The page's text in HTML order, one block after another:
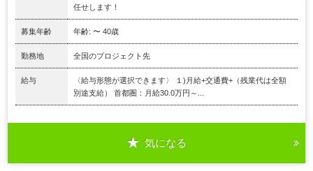
任せします！
募集年齢 年齢: 〜 40歳
勤務地 全国のプロジェクト先
給与
〈給与形態が選択できます〉 １)月給+交通費+（残業代は全額
別途支給） 首都圏：月給30.0万円～...
気になる